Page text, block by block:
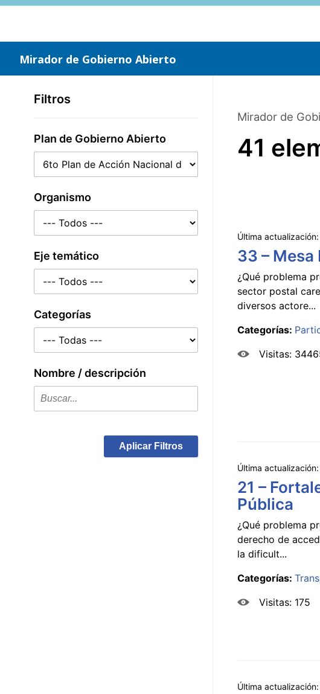
Saltar
Mirador de Gobierno Abierto
Filtros
Plan de Gobierno Abierto
Organismo
Eje temático
Categorías
Nombre / descripción
Aplicar Filtros
Mirador de
41
Última actualización:
33 –
¿Qué problema
sector postal
diversos actore...
Categorías:
Visitas:
Última actualización:
21 –
Pública
¿Qué problema
derecho de
la dificult...
Categorías:
Visitas: 175
Última actualización: